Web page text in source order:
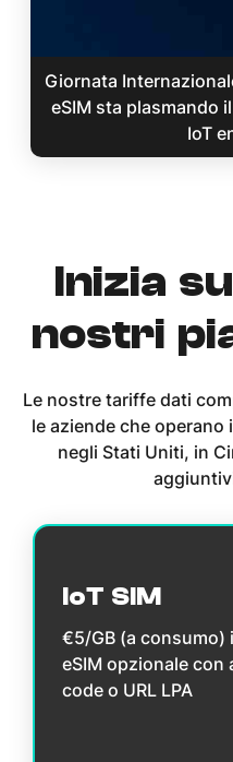
Giornata
eSIM sta plasmando
IoT
Inizia
nostri
Le nostre tariffe dati
le aziende che operano
negli Stati Uniti, in
IoT SIM
€5/GB (a consumo)
eSIM opzionale con
code o URL LPA